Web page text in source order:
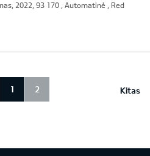
2022, 93 170 , Automatinė , Red
Kitas
1 2